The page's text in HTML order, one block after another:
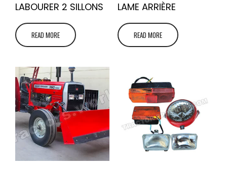
LABOURER 2 SILLONS
READ MORE
LAME ARRIÈRE
READ MORE